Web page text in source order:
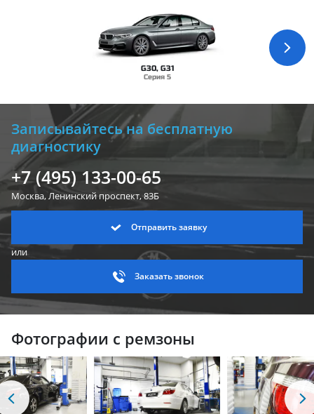
G30, G31
Серия 5
Записывайтесь на бесплатную
диагностику
+7 (495) 133-00-65
Москва, Ленинскийпроспект, 83Б
Отправить заявку
или
Заказать звонок
Фотографии с ремзоны